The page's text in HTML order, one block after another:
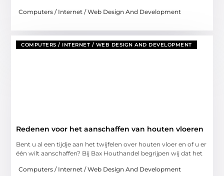
Computers / Internet / Web Design And Development
COMPUTERS / INTERNET / WEB DESIGN AND DEVELOPMENT
Redenen voor het aanschaffen van houten vloeren
Bent u al een tijdje aan het twijfelen over houten vloer en of u er
één wilt aanschaffen? Bij Bax Houthandel begrijpen wij dat het
Computers / Internet / Web Design And Development